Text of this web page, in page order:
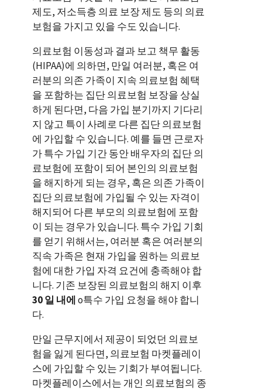
제도, 저소득층 의료 보장 제도 등의 의료
보험을 가지고 있을 수도 있습니다.
의료보험 이동성과 결과 보고 책무 활동
(HIPAA)에 의하면, 만일 여러분, 혹은 여
러분의 의존 가족이 지속 의료보험 혜택
을 포함하는 집단 의료보험 보장을 상실
하게 된다면, 다음 가입 분기까지 기다리
지 않고 특이 사례로 다른 집단 의료보험
에 가입할 수 있습니다. 예를 들면 근로자
가 특수 가입 기간 동안 배우자의 집단 의
료보험에 포함이 되어 본인의 의료보험
을 해지하게 되는 경우, 혹은 의존 가족이
집단 의료보험에 가입될 수 있는 자격이
해지되어 다른 부모의 의료보험에 포함
이 되는 경우가 있습니다. 특수 가입 기회
를 얻기 위해서는, 여러분 혹은 여러분의
직속 가족은 현재 가입을 원하는 의료보
험에 대한 가입 자격 요건에 충족해야 합
니다. 기존 보장된 의료보험의 해지 이후
30 일 내에o특수 가입 요청을 해야 합니
다.
만일 근무지에서 제공이 되었던 의료보
험을 잃게 된다면, 의료보험 마켓플레이
스에 가입할 수 있는 기회가 부여됩니다.
마켓플레이스에서는 개인 의료보험의 종